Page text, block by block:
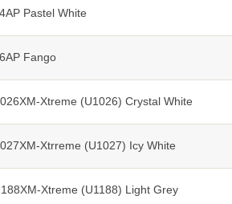
Pastel White
Fango
Xtreme (U1026) Crystal White
Xtrreme (U1027) Icy White
Xtreme (U1188) Light Grey